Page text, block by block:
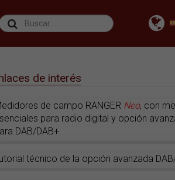
de interés
de campo RANGER Neo, con
para radio digital y opción
DAB/DAB+
técnico de la opción avanzada